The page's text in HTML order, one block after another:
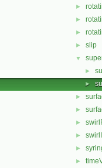
►
►
►
► slip
▼
►
►
►
►
►
►
►
►